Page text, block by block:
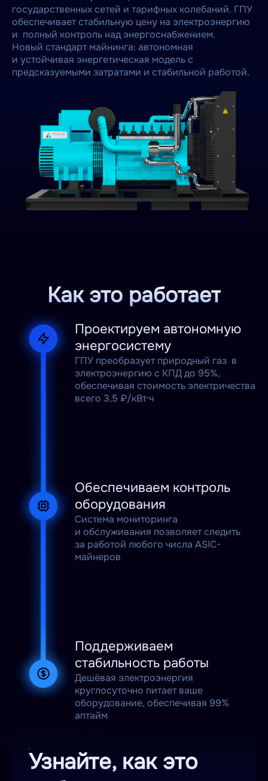
государственных сетей и тарифных колебаний. ГПУ
обеспечивает стабильную цену на электроэнергию
и полный контроль над энергоснабжением.
Новый стандарт майнинга: автономная
и устойчивая энергетическая модель с
предсказуемыми затратами и стабильной работой.
Как это работает
Проектируем автономную
энергосистему
ГПУ преобразует природный газ в
электроэнергию с КПД до 95%,
обеспечивая стоимость электричества
всего 3,5 ₽/кВт·ч
Обеспечиваем контроль
оборудования
Система мониторинга
и обслуживания позволяет следить
за работой любого числа ASIC-
майнеров
Поддерживаем
стабильность работы
Дешёвая электроэнергия
круглосуточно питает ваше
оборудование, обеспечивая 99%
аптайм
Узнайте, как это